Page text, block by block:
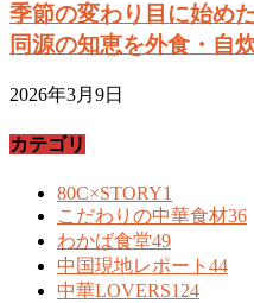
季節の変わり目に始め
同源の知恵を外食・自
2026年3月9日
カテゴリ
80C×STORY1
こだわりの中華食材36
わかば食堂49
中国現地レポート 44
中華LOVERS124